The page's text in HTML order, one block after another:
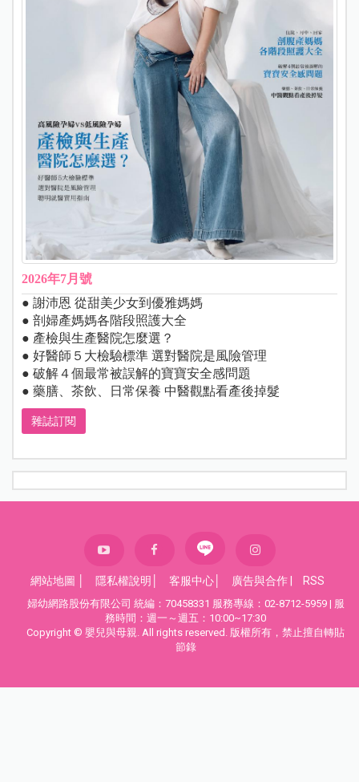
2026年7月號
● 謝沛恩 從甜美少女到優雅媽媽
● 剖婦產媽媽各階段照護大全
● 產檢與生產醫院怎麼選？
● 好醫師５大檢驗標準 選對醫院是風險管理
● 破解４個最常被誤解的寶寶安全感問題
● 藥膳、茶飲、日常保養 中醫觀點看產後掉髮
雜誌訂閱
網站地圖 隱私權說明 客服中心 廣告與合作 RSS
婦幼網路股份有限公司 統編：70458331 服務專線：02-8712-5959 | 服
務時間：週一～週五：10:00~17:30
Copyright © 嬰兒與母親. All rights reserved. 版權所有，禁止擅自轉貼
節錄